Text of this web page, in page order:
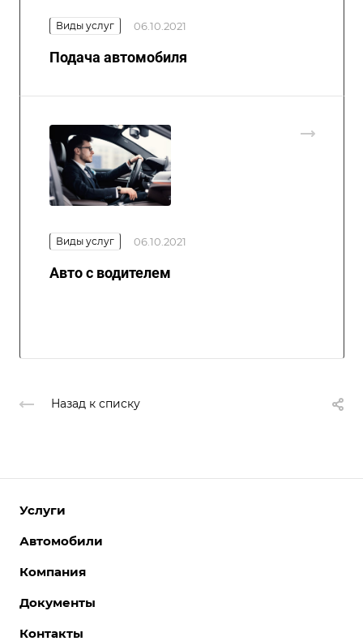
Виды услуг 06.10.2021
Подача автомобиля
Виды услуг 06.10.2021
Авто с водителем
Назад к списку
Услуги
Автомобили
Компания
Документы
Контакты